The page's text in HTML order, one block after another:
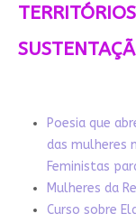
Poesia que
das mulheres
Feministas
Mulheres da
Curso sobre